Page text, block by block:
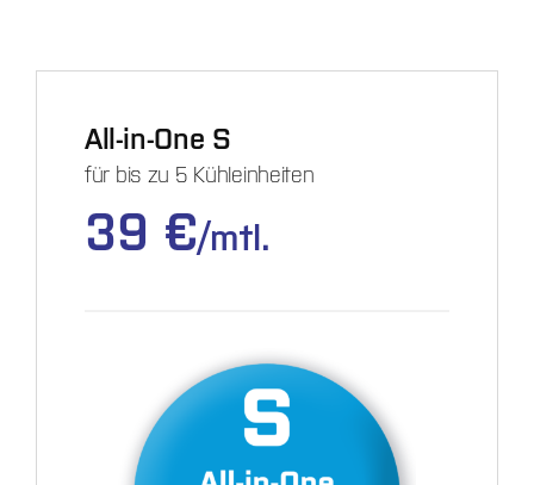
All-in-One S
für bis zu 5 Kühleinheiten
39 €/mtl.